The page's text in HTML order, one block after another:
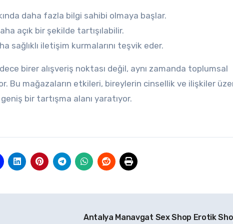
daha fazla bilgi sahibi olmaya başlar.
açık bir şekilde tartışılabilir.
sağlıklı iletişim kurmalarını teşvik eder.
birer alışveriş noktası değil, aynı zamanda toplumsal
Bu mağazaların etkileri, bireylerin cinsellik ve ilişkiler
bir tartışma alanı yaratıyor.
Antalya Manavgat Sex Shop Erotik